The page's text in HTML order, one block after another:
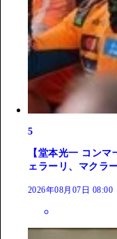
5
【堂本光一 コン
ェラーリ、マクラ
2026年08月07日 08:00